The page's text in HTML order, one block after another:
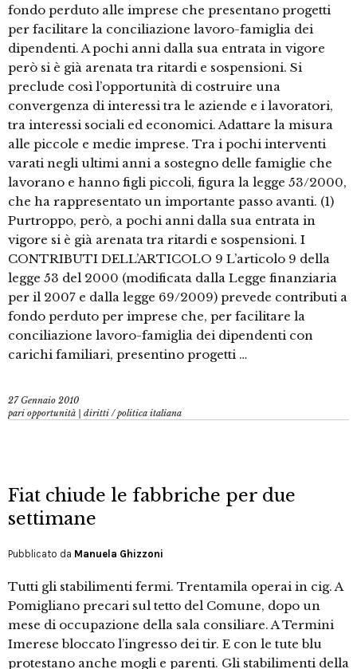
fondo perduto alle imprese che presentano progetti
per facilitare la conciliazione lavoro-famiglia dei
dipendenti. A pochi anni dalla sua entrata in vigore
però si è già arenata tra ritardi e sospensioni. Si
preclude così l’opportunità di costruire una
convergenza di interessi tra le aziende e i lavoratori,
tra interessi sociali ed economici. Adattare la misura
alle piccole e medie imprese. Tra i pochi interventi
varati negli ultimi anni a sostegno delle famiglie che
lavorano e hanno figli piccoli, figura la legge 53/2000,
che ha rappresentato un importante passo avanti. (1)
Purtroppo, però, a pochi anni dalla sua entrata in
vigore si è già arenata tra ritardi e sospensioni. I
CONTRIBUTI DELL’ARTICOLO 9 L’articolo 9 della
legge 53 del 2000 (modificata dalla Legge finanziaria
per il 2007 e dalla legge 69/2009) prevede contributi a
fondo perduto per imprese che, per facilitare la
conciliazione lavoro-famiglia dei dipendenti con
carichi familiari, presentino progetti …
27 Gennaio 2010
pari opportunità | diritti /politica italiana
Fiat chiude le fabbriche per due
settimane
Pubblicato da Manuela Ghizzoni
Tutti gli stabilimenti fermi. Trentamila operai in cig. A
Pomigliano precari sul tetto del Comune, dopo un
mese di occupazione della sala consiliare. A Termini
Imerese bloccato l’ingresso dei tir. E con le tute blu
protestano anche mogli e parenti. Gli stabilimenti della